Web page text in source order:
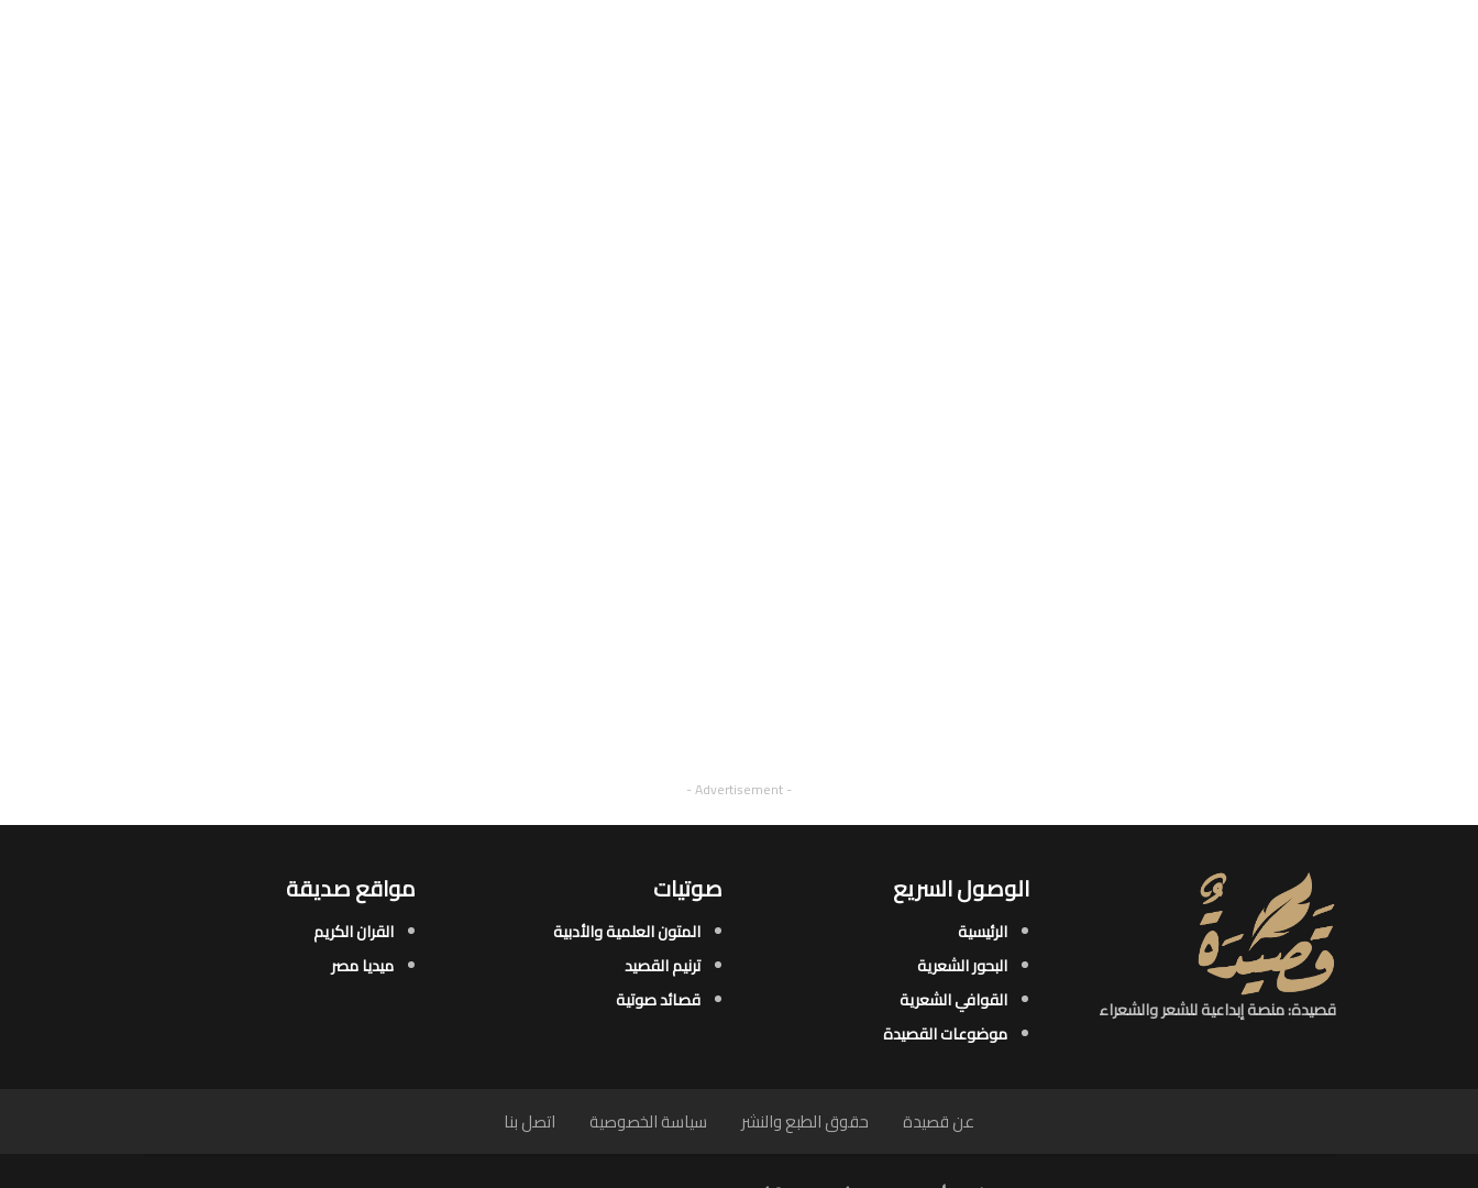
- Advertisement -
قصيدة: منصة إبداعية للشعر والشعراء
الوصول السريع
الرئيسية
البحور الشعرية​
القوافي الشعرية​
موضوعات القصيدة​
صوتيات
المتون العلمية والأدبية
ترنيم القصيد
قصائد صوتية
مواقع صديقة
القران الكريم
ميديا مصر
عن قصيدة حقوق الطبع والنشر سياسة الخصوصية اتصل بنا